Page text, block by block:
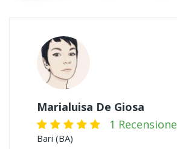
Marialuisa De Giosa
1 Recensione
Bari (BA)